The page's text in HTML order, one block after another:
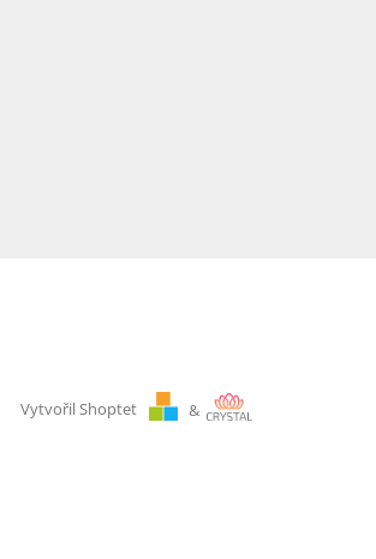
Vytvořil Shoptet &